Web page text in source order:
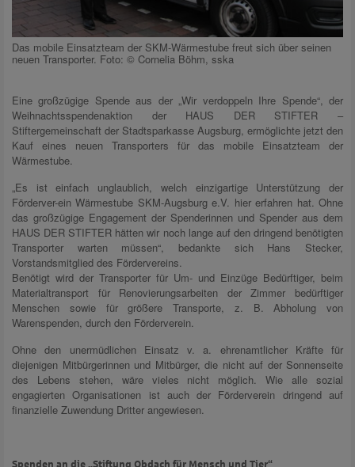
Das mobile Einsatzteam der SKM-Wärmestube freut sich über seinen
neuen Transporter. Foto: © Cornelia Böhm, sska
Eine großzügige Spende aus der „Wir verdoppeln Ihre Spende“, der
Weihnachtsspendenaktion der HAUS DER STIFTER –
Stiftergemeinschaft der Stadtsparkasse Augsburg, ermöglichte jetzt den
Kauf eines neuen Transporters für das mobile Einsatzteam der
Wärmestube.
„Es ist einfach unglaublich, welch einzigartige Unterstützung der
Förderver-ein Wärmestube SKM-Augsburg e.V. hier erfahren hat. Ohne
das großzügige Engagement der Spenderinnen und Spender aus dem
HAUS DER STIFTER hätten wir noch lange auf den dringend benötigten
Transporter warten müssen“, bedankte sich Hans Stecker,
Vorstandsmitglied des Fördervereins.
Benötigt wird der Transporter für Um- und Einzüge Bedürftiger, beim
Materialtransport für Renovierungsarbeiten der Zimmer bedürftiger
Menschen sowie für größere Transporte, z. B. Abholung von
Warenspenden, durch den Förderverein.
Ohne den unermüdlichen Einsatz v. a. ehrenamtlicher Kräfte für
diejenigen Mitbürgerinnen und Mitbürger, die nicht auf der Sonnenseite
des Lebens stehen, wäre vieles nicht möglich. Wie alle sozial
engagierten Organisationen ist auch der Förderverein dringend auf
finanzielle Zuwendung Dritter angewiesen.